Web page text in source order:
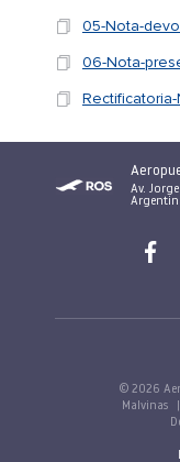
05-Nota-
06-Nota-
Rectificatoria-
Av.
© 2026
Malvinas